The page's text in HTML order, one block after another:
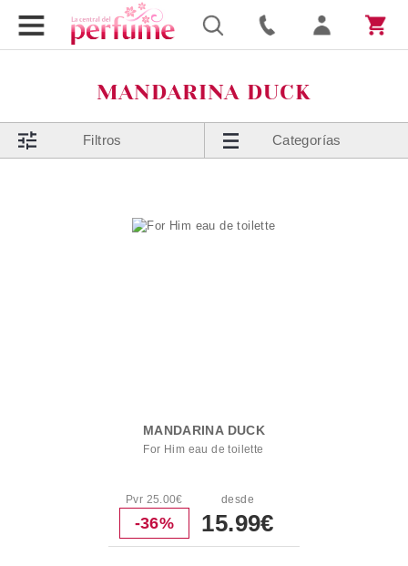
MANDARINA DUCK
Filtros Categorías
MANDARINA DUCK
For Him eau de toilette
Pvr 25.00€
-36%
desde
15.99€